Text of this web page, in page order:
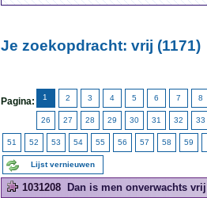
Je zoekopdracht: vrij (1171)
Pagina: 1 2 3 4 5 6 7 8
26 27 28 29 30 31 32 33
51 52 53 54 55 56 57 58 59
Lijst vernieuwen
1031208 Dan is men onverwachts